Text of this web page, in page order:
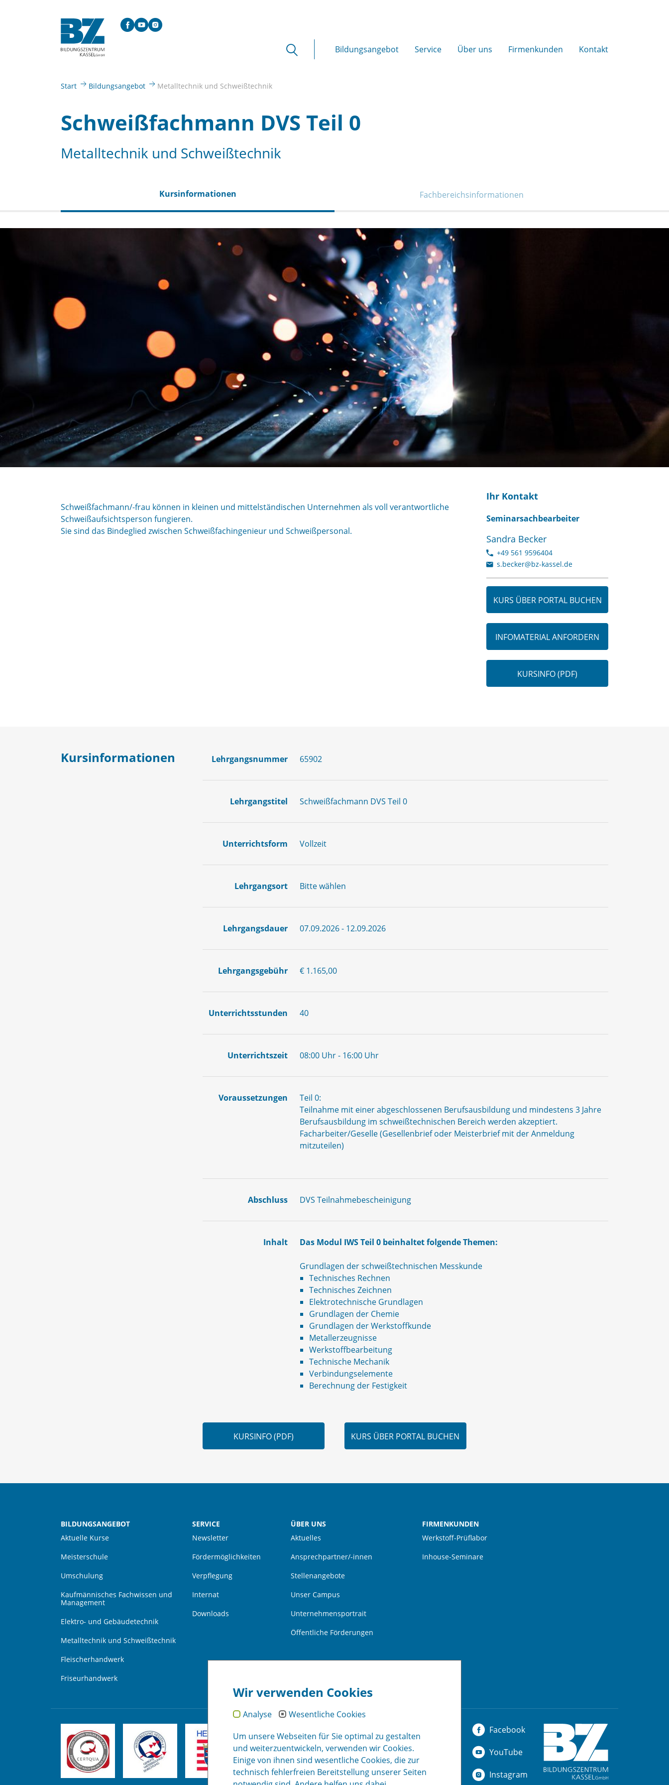
Bildungsangebot
Service Über uns Firmenkunden Kontakt
You are here:
Start Bildungsangebot Metalltechnik und Schweißtechnik
Schweißfachmann DVS Teil 0
Metalltechnik und Schweißtechnik
Kurs­informationen Fachbereichs­informationen
Schweißfachmann/-frau können in kleinen und mittelständischen Unternehmen als voll verantwortliche
Schweißaufsichtsperson fungieren.
Sie sind das Bindeglied zwischen Schweißfachingenieur und Schweißpersonal.
Ihr Kontakt
Seminarsachbearbeiter
Sandra Becker
+49 561 9596404
s.becker@bz-kassel.de
KURS ÜBER PORTAL BUCHEN
INFOMATERIAL ANFORDERN
KURSINFO (PDF)
Kursinformationen Lehrgangsnummer 65902
Lehrgangstitel Schweißfachmann DVS Teil 0
Unterrichtsform Vollzeit
Lehrgangsort Bitte wählen
Lehrgangsdauer 07.09.2026 - 12.09.2026
Lehrgangsgebühr € 1.165,00
Unterrichtsstunden 40
Unterrichtszeit 08:00 Uhr - 16:00 Uhr
Voraussetzungen
Teil 0:
Teilnahme mit einer abgeschlossenen Berufsausbildung und mindestens 3 Jahre
Berufsausbildung im schweißtechnischen Bereich werden akzeptiert.
Facharbeiter/Geselle (Gesellenbrief oder Meisterbrief mit der Anmeldung
mitzuteilen)
Abschluss DVS Teilnahmebescheinigung
Inhalt Das Modul IWS Teil 0 beinhaltet folgende Themen:
Grundlagen der schweißtechnischen Messkunde
Technisches Rechnen
Technisches Zeichnen
Elektrotechnische Grundlagen
Grundlagen der Chemie
Grundlagen der Werkstoffkunde
Metallerzeugnisse
Werkstoffbearbeitung
Technische Mechanik
Verbindungselemente
Berechnung der Festigkeit
KURSINFO (PDF) KURS ÜBER PORTAL BUCHEN
BILDUNGSANGEBOT
Aktuelle Kurse
Meisterschule
Umschulung
Kaufmännisches Fachwissen und
Management
Elektro- und Gebäudetechnik
Metalltechnik und Schweißtechnik
Fleischerhandwerk
Friseurhandwerk
SERVICE
Newsletter
Fördermöglichkeiten
Verpflegung
Internat
Downloads
ÜBER UNS
Aktuelles
Ansprechpartner/-innen
Stellenangebote
Unser Campus
Unternehmensportrait
Öffentliche Förderungen
FIRMENKUNDEN
Werkstoff-Prüflabor
Inhouse-Seminare
Facebook
YouTube
Instagram
Wir verwenden Cookies
Analyse
Wesentliche Cookies
Um unsere Webseiten für Sie optimal zu gestalten
und weiterzuentwickeln, verwenden wir Cookies.
Einige von ihnen sind wesentliche Cookies, die zur
technisch fehlerfreien Bereitstellung unserer Seiten